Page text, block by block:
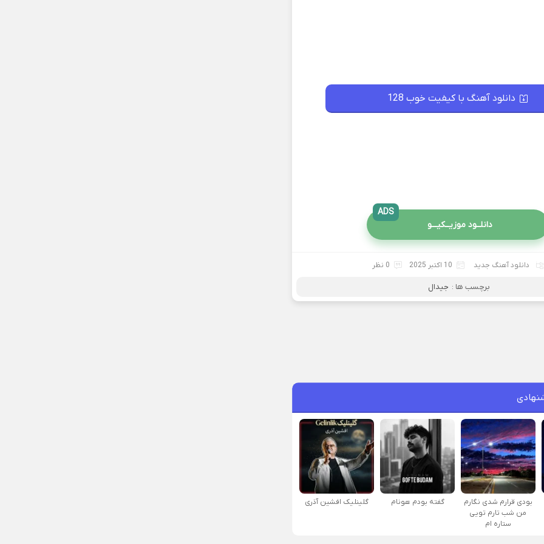
دانلود آهنگ با کیفیت خوب 128
دانلــود موزیــکیـــو
ADS
دانلود آهنگ جدید 10 اکتبر 2025 0 نظر
برچسب ها : جیدال
بودی قرارم شدی نگارم
من شب تارم تویی
ستاره ام
گفته بودم هونام گلینلیک افشین آذری